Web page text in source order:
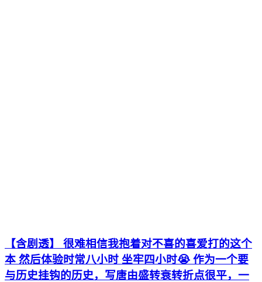
【含剧透】 很难相信我抱着对不喜的喜爱打的这个
本 然后体验时常八小时 坐牢四小时😭 作为一个要
与历史挂钩的历史，写唐由盛转衰转折点很平，一